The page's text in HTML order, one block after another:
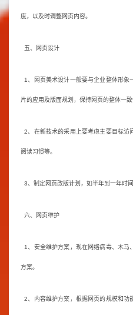
度，以及时调整网页内容。
五、网页设计
1、网页美术设计一般要与企业整体形象
片的应用及版面规划，保持网页的整体一致
2、在新技术的采用上要考虑主要目标访
阅读习惯等。
3、制定网页改版计划，如半年到一年时
六、网页维护
1、安全维护方案，现在网络病毒、木马
方案。
2、内容维护方案，根据网页的规模和功